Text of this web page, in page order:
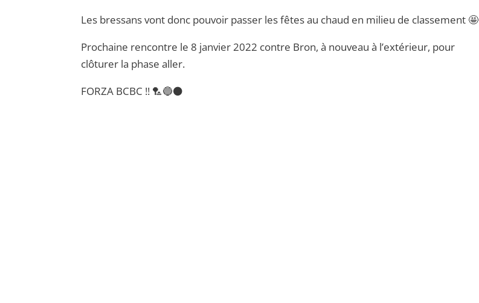
Les bressans vont donc pouvoir passer les fêtes au chaud en milieu de classement 🤩
Prochaine rencontre le 8 janvier 2022 contre Bron, à nouveau à l’extérieur, pour
clôturer la phase aller.
FORZA BCBC !! 🏸🔵⚫